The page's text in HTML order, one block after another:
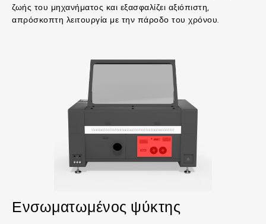
ζωής του μηχανήματος και εξασφαλίζει αξιόπιστη,
απρόσκοπτη λειτουργία με την πάροδο του χρόνου.
Ενσωματωμένος ψύκτης